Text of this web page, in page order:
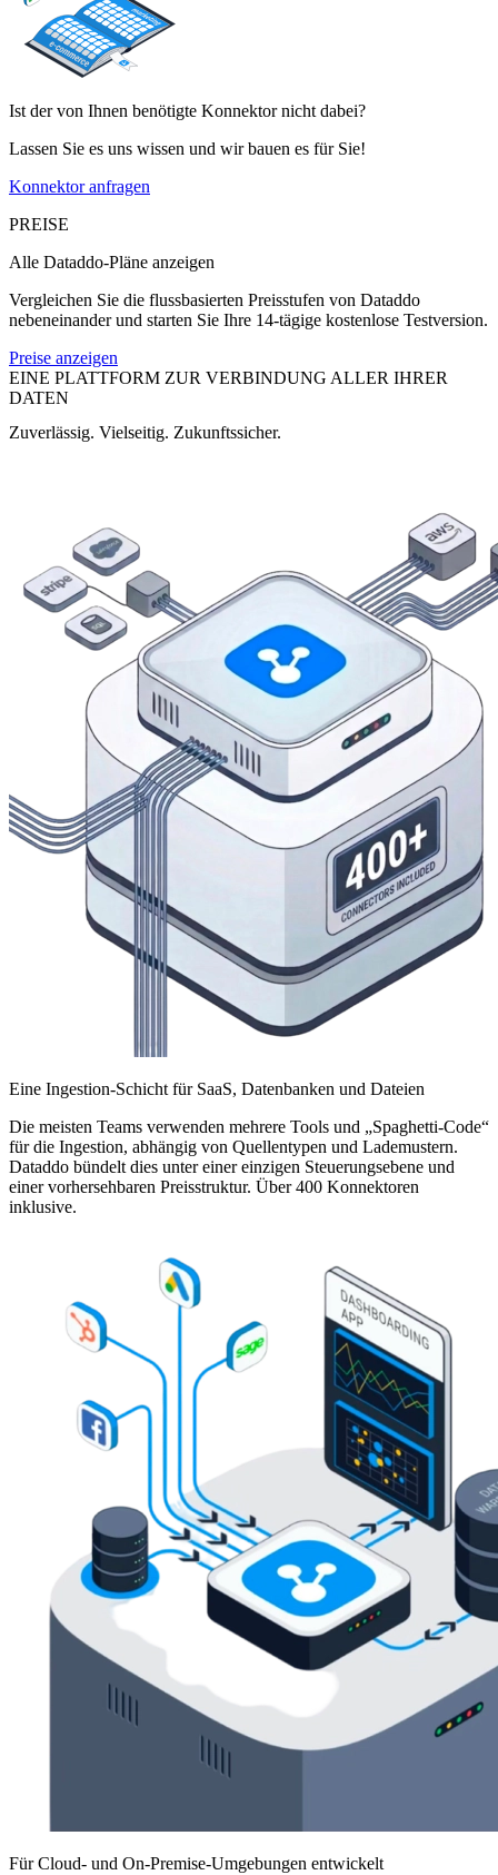
Ist der von Ihnen benötigte Konnektor nicht dabei?
Lassen Sie es uns wissen und wir bauen es für Sie!
Konnektor anfragen
PREISE
Alle Dataddo-Pläne anzeigen
Vergleichen Sie die flussbasierten Preisstufen von Dataddo
nebeneinander und starten Sie Ihre 14-tägige kostenlose Testversion.
Preise anzeigen
EINE PLATTFORM ZUR VERBINDUNG ALLER IHRER
DATEN
Zuverlässig. Vielseitig. Zukunftssicher.
Eine Ingestion-Schicht für SaaS, Datenbanken und Dateien
Die meisten Teams verwenden mehrere Tools und „Spaghetti-Code“
für die Ingestion, abhängig von Quellentypen und Lademustern.
Dataddo bündelt dies unter einer einzigen Steuerungsebene und
einer vorhersehbaren Preisstruktur. Über 400 Konnektoren
inklusive.
Für Cloud- und On-Premise-Umgebungen entwickelt